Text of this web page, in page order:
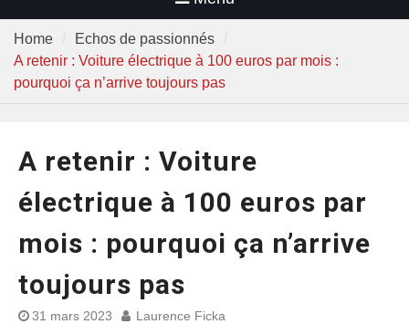
Home
Echos de passionnés
A retenir : Voiture électrique à 100 euros par mois :
pourquoi ça n’arrive toujours pas
A retenir : Voiture
électrique à 100 euros par
mois : pourquoi ça n’arrive
toujours pas
31 mars 2023 Laurence Ficka